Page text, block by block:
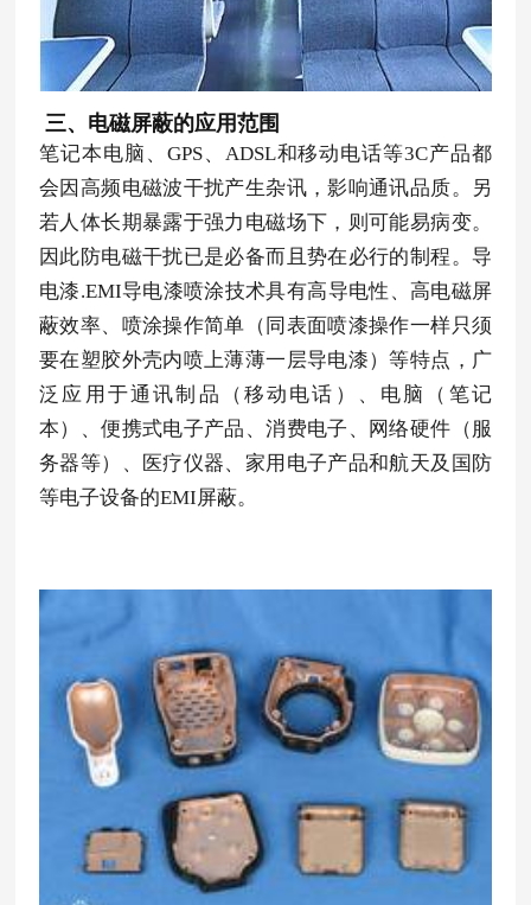
三、电磁屏蔽的应用范围
笔记本电脑、GPS、ADSL和移动电话等3C产品都
会因高频电磁波干扰产生杂讯，影响通讯品质。另
若人体长期暴露于强力电磁场下，则可能易病变。
因此防电磁干扰已是必备而且势在必行的制程。导
电漆.EMI导电漆喷涂技术具有高导电性、高电磁屏
蔽效率、喷涂操作简单（同表面喷漆操作一样只须
要在塑胶外壳内喷上薄薄一层导电漆）等特点，广
泛应用于通讯制品（移动电话）、电脑（笔记
本）、便携式电子产品、消费电子、网络硬件（服
务器等）、医疗仪器、家用电子产品和航天及国防
等电子设备的EMI屏蔽。